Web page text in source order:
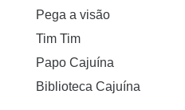
Pega a visão
Tim Tim
Papo Cajuína
Biblioteca Cajuína